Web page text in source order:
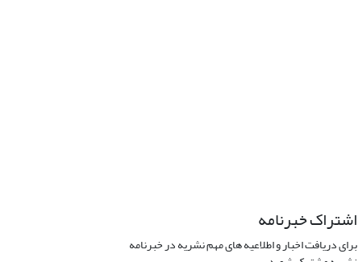
اشتراک خبرنامه
برای دریافت اخبار و اطلاعیه های مهم نشریه در خبرنامه